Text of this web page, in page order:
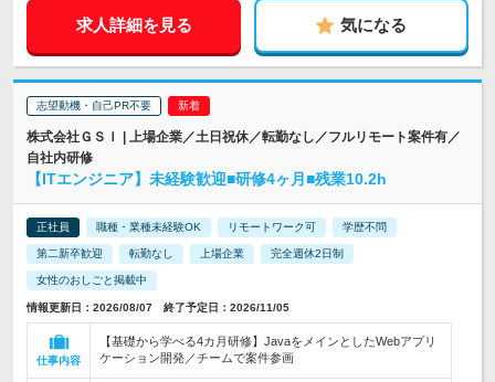
求人詳細を見る 気になる
志望動機・自己PR不要
株式会社ＧＳＩ | 上場企業／土日祝休／転勤なし／フルリモート案件有／
自社内研修
【ITエンジニア】未経験歓迎■研修4ヶ月■残業10.2h
正社員 職種・業種未経験OK リモートワーク可 学歴不問
第二新卒歓迎 転勤なし 上場企業 完全週休2日制
女性のおしごと掲載中
情報更新日：2026/08/07 終了予定日：2026/11/05
仕事内容
【基礎から学べる4カ月研修】JavaをメインとしたWebアプリ
ケーション開発／チームで案件参画